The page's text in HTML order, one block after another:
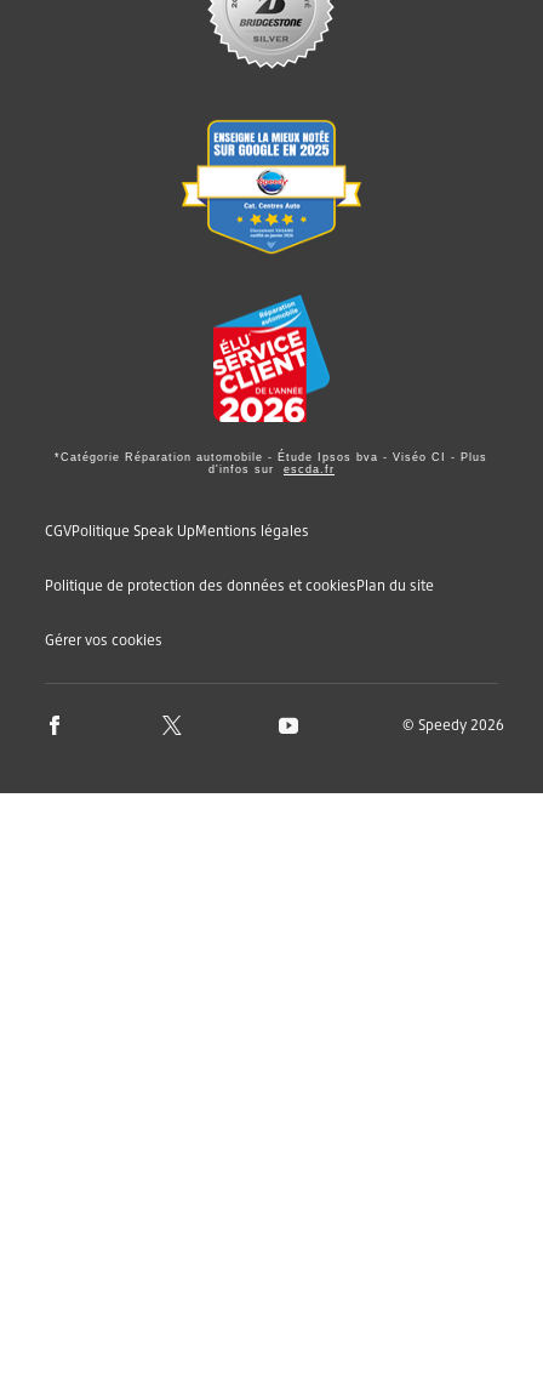
*Catégorie Réparation automobile - Étude Ipsos bva - Viséo CI - Plus
d'infos sur escda.fr
CGVPolitique Speak UpMentions légales
Politique de protection des données et cookiesPlan du site
Gérer vos cookies
© Speedy 2026